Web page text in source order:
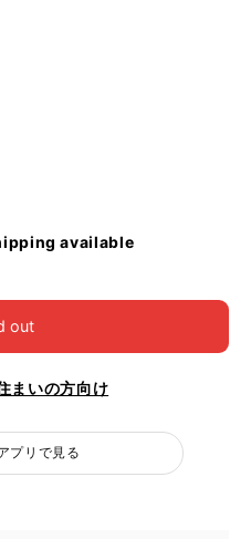
available
out
まいの方向け
プリで見る